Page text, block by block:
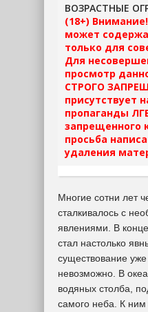
ВОЗРАСТНЫЕ
(18+)
может
только для
Для
просмотр
СТРОГО
присутствует
пропаганды
запрещенного
просьба
удаления
Многие сотни лет
сталкивалось с
явлениями. В
стал настолько
существование
невозможно. В
водяных столба,
самого неба. К